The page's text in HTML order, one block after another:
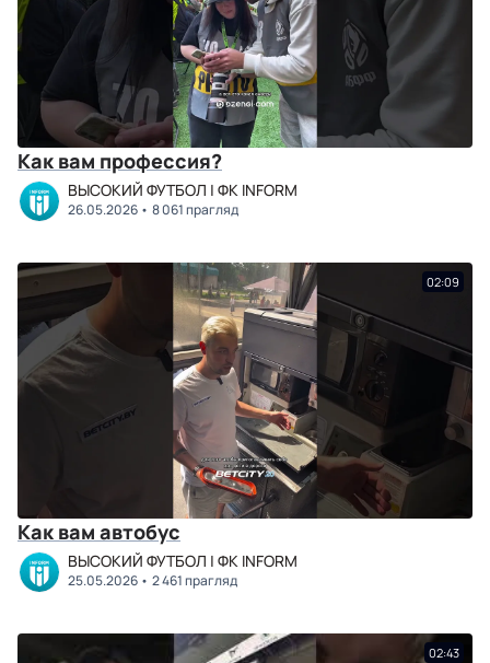
Как вам профессия?
ВЫСОКИЙ ФУТБОЛ | ФК INFORM
26.05.2026 8 061 прагляд
02:09
Как вам автобус
ВЫСОКИЙ ФУТБОЛ | ФК INFORM
25.05.2026 2 461 прагляд
02:43